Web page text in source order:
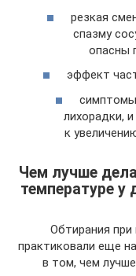
резкая
спазму
опасны
эффект
лихорадки,
к
Чем лучше
температуре у
Обтирания при
практиковали еще
в том, чем